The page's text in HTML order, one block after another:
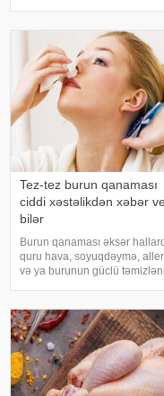
preslənmiş kətan toxumlarında
Tez-tez burun qanaması
ciddi xəstəlikdən xəbər
bilər
Burun qanaması əksər
quru hava, soyuqdəymə,
və ya burunun güclü
tez-tez təkrarlanır, çox olursa
ya çətin dayanırsa, mütlə